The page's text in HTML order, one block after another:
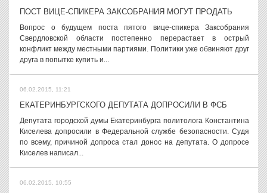
ПОСТ ВИЦЕ-СПИКЕРА ЗАКСОБРАНИЯ МОГУТ ПРОДАТЬ
Вопрос о будущем поста пятого вице-спикера Заксобрания
Свердловской области постепенно перерастает в острый
конфликт между местными партиями. Политики уже обвиняют друг
друга в попытке купить и...
06.02.2015, 11:21
ЕКАТЕРИНБУРГСКОГО ДЕПУТАТА ДОПРОСИЛИ В ФСБ
Депутата городской думы Екатеринбурга политолога Константина
Киселева допросили в Федеральной службе безопасности. Судя
по всему, причиной допроса стал донос на депутата. О допросе
Киселев написал...
06.02.2015, 10:55